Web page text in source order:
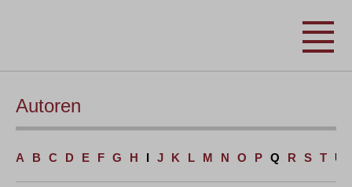
Autoren
A B C D E F G H I J K L M N O P Q R S T U